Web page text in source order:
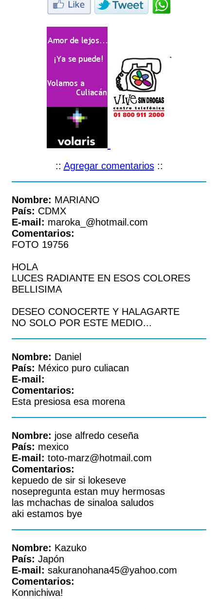
:: Agregar comentarios::
Nombre: MARIANO
País: CDMX
E-mail: maroka_@hotmail.com
Comentarios:
FOTO 19756
HOLA
LUCES RADIANTE EN ESOS COLORES
BELLISIMA
DESEO CONOCERTE Y HALAGARTE
NO SOLO POR ESTE MEDIO...
Nombre: Daniel
País: México puro culiacan
E-mail:
Comentarios:
Esta presiosa esa morena
Nombre: jose alfredo ceseña
País: mexico
E-mail: toto-marz@hotmail.com
Comentarios:
kepuedo de sir si lokeseve
nosepregunta estan muy hermosas
las mchachas de sinaloa saludos
aki estamos bye
Nombre: Kazuko
País: Japón
E-mail: sakuranohana45@yahoo.com
Comentarios:
Konnichiwa!